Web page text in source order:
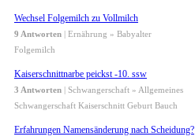
Wechsel Folgemilch zu Vollmilch
9 Antworten | Ernährung » Babyalter
Folgemilch
Kaiserschnittnarbe peickst -10. ssw
3 Antworten | Schwangerschaft » Allgemeines
Schwangerschaft Kaiserschnitt Geburt Bauch
Erfahrungen Namensänderung nach Scheidung?